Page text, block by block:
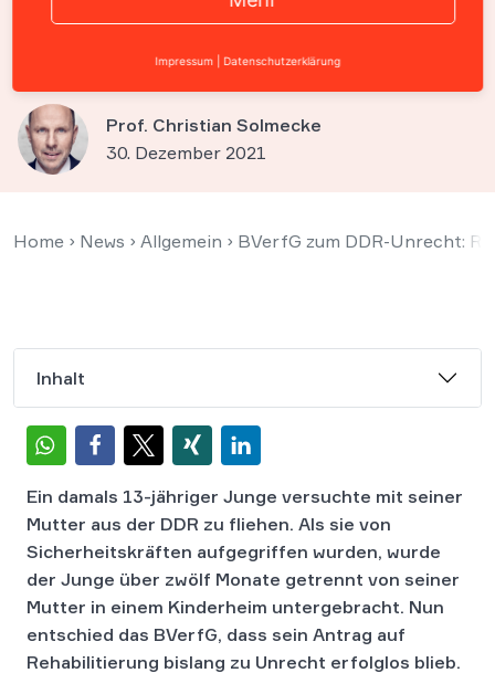
Heimkindes zu Unrecht
abgelehnt
Prof. Christian Solmecke
30. Dezember 2021
Home › News › Allgemein › BVerfG zum DDR-Unrecht:
Inhalt
Ein damals 13-jähriger Junge versuchte mit seiner
Mutter aus der DDR zu fliehen. Als sie von
Sicherheitskräften aufgegriffen wurden, wurde
der Junge über zwölf Monate getrennt von seiner
Mutter in einem Kinderheim untergebracht. Nun
entschied das BVerfG, dass sein Antrag auf
Rehabilitierung bislang zu Unrecht erfolglos blieb.
Impressum Datenschutzerklärung